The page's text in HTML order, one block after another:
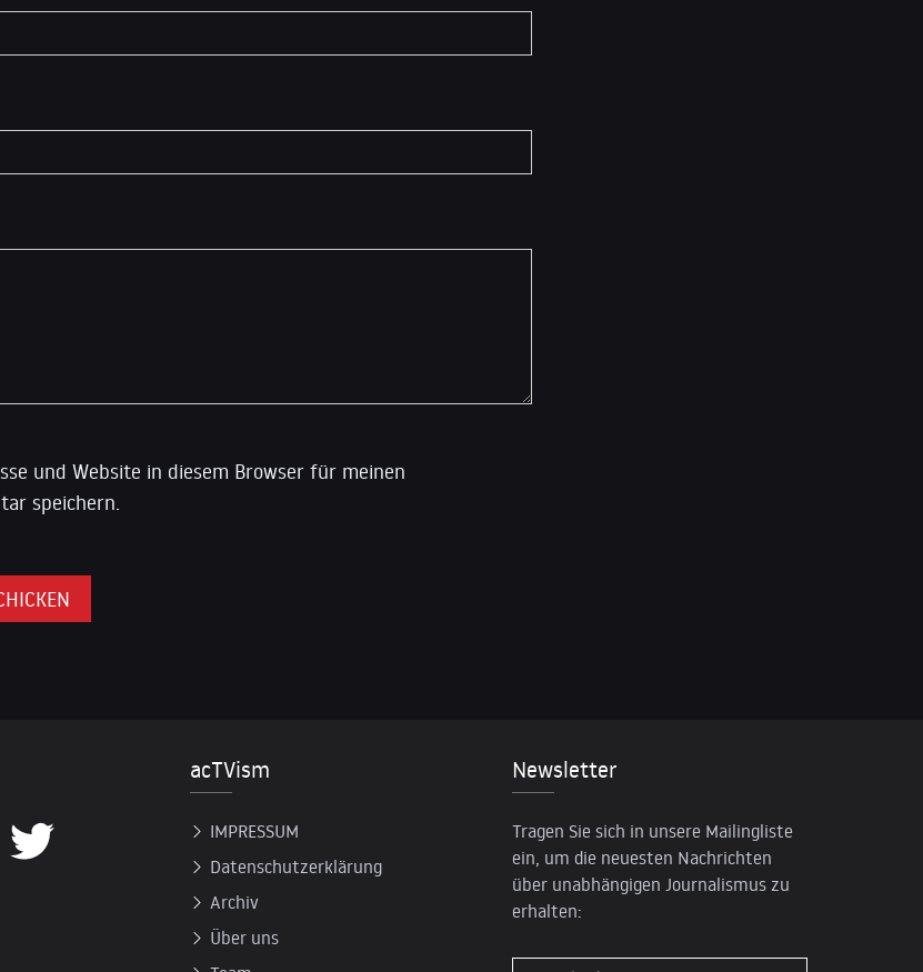
und Website in diesem Browser für meinen
speichern.
acTVism
IMPRESSUM
Datenschutzerklärung
Archiv
Über uns
Newsletter
Tragen Sie sich in unsere Mailingliste
ein, um die neuesten Nachrichten
über unabhängigen Journalismus zu
erhalten: